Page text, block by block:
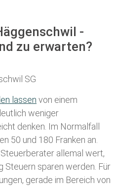
-
zu erwarten?
lassen von einem
weniger
denken. Im Normalfall
50 und 180 Franken an.
allemal wert,
Steuern sparen werden. Für
gerade im Bereich von